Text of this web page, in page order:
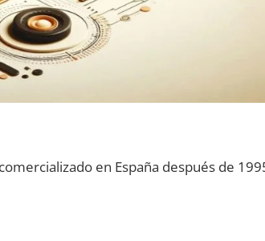
en España después dе